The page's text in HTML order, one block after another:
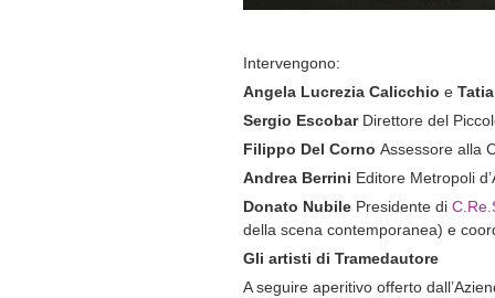
Intervengono:
Angela Lucrezia Calicchio e
Sergio EscobarDirettore del
Filippo Del Corno Assessore alla
Andrea Berrini Editore Metropoli
Donato Nubile Presidente di
della scena contemporanea) e
Gli artisti di Tramedautore
A seguire aperitivo offerto